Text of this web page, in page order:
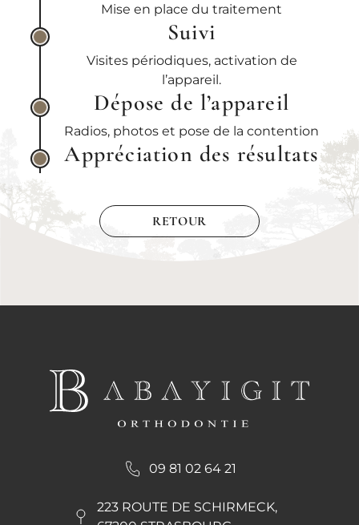
Mise en place du traitement
Suivi
Visites périodiques, activation de
l’appareil.
Dépose de l’appareil
Radios, photos et pose de la contention
Appréciation des résultats
RETOUR
09 81 02 64 21
223 ROUTE DE SCHIRMECK,